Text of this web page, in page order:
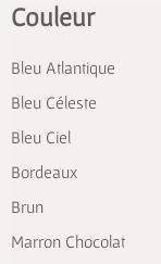
Couleur
Bleu Atlantique
Bleu Céleste
Bleu Ciel
Bordeaux
Brun
Marron Chocolat